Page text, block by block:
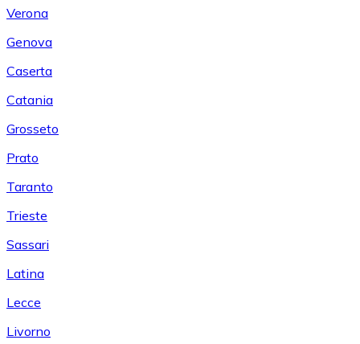
Verona
Genova
Caserta
Catania
Grosseto
Prato
Taranto
Trieste
Sassari
Latina
Lecce
Livorno